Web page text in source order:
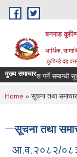
Skip to main content
बनगाड
आर्थिक,
,कुपिन्ड़े दह
मुख्य समाचारपेश गर्ने सम्बन्धी सूचना।
You are
Home » सूचना तथा समाचार
सूचना तथा
आ.व.२०८२/